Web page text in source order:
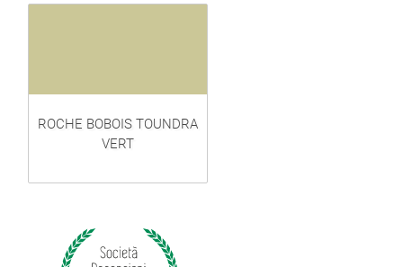
ROCHE BOBOIS TOUNDRA
VERT